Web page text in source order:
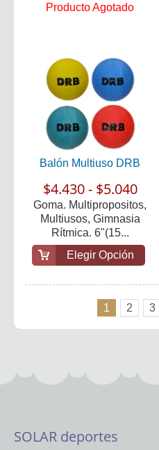
Producto Agotado
Balón Multiuso DRB
$4.430 - $5.040
Goma. Multipropositos,
Multiusos, Gimnasia
Rítmica. 6"(15...
Elegir Opción
1 2 3
SOLAR deportes